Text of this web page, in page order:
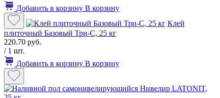
Добавить в корзину В корзину
Клей
плиточный Базовый Три-С, 25 кг
220.70 руб.
/ 1 шт.
Добавить в корзину В корзину